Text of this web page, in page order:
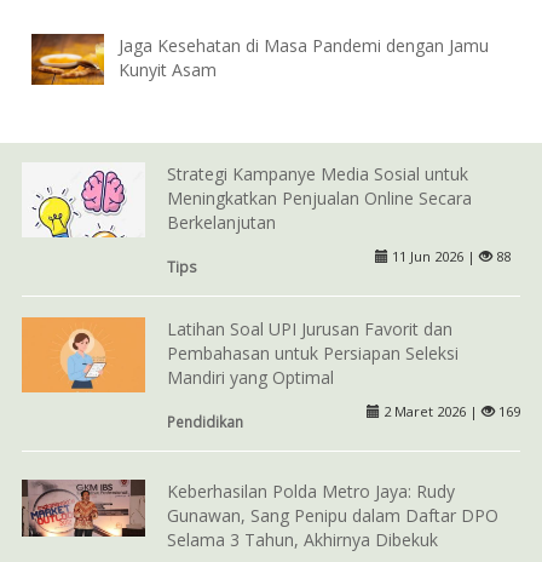
Jaga Kesehatan di Masa Pandemi dengan Jamu
Kunyit Asam
Strategi Kampanye Media Sosial untuk
Meningkatkan Penjualan Online Secara
Berkelanjutan
Tips
11 Jun 2026 | 88
Latihan Soal UPI Jurusan Favorit dan
Pembahasan untuk Persiapan Seleksi
Mandiri yang Optimal
Pendidikan
2 Maret 2026 | 169
Keberhasilan Polda Metro Jaya: Rudy
Gunawan, Sang Penipu dalam Daftar DPO
Selama 3 Tahun, Akhirnya Dibekuk